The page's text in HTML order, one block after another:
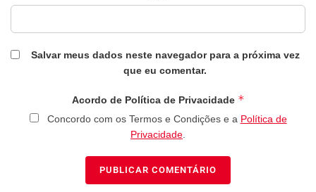
Salvar meus dados neste navegador para a próxima vez
que eu comentar.
Acordo de Política de Privacidade *
Concordo com os Termos e Condições e a Política de
Privacidade